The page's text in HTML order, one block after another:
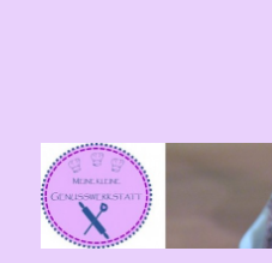
Meine kleine